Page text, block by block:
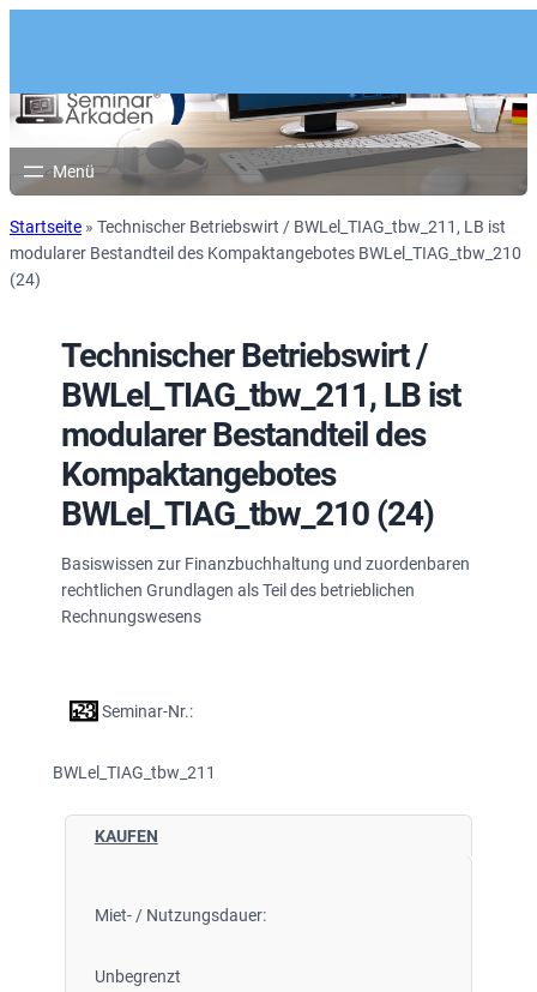
Startseite » Technischer Betriebswirt / BWLel_TIAG_tbw_211, LB ist
modularer Bestandteil des Kompaktangebotes BWLel_TIAG_tbw_210
(24)
Technischer Betriebswirt /
BWLel_TIAG_tbw_211, LB ist
modularer Bestandteil des
Kompaktangebotes
BWLel_TIAG_tbw_210 (24)
Basiswissen zur Finanzbuchhaltung und zuordenbaren
rechtlichen Grundlagen als Teil des betrieblichen
Rechnungswesens
Seminar-Nr.:
BWLel_TIAG_tbw_211
KAUFEN
Miet- / Nutzungsdauer:
Unbegrenzt